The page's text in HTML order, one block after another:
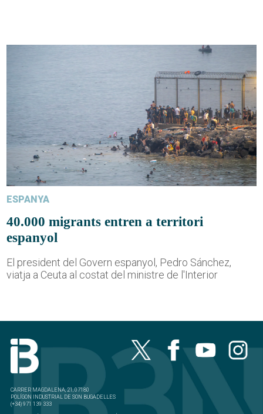
ESPANYA
40.000 migrants entren a territori
espanyol
El president del Govern espanyol, Pedro Sánchez,
viatja a Ceuta al costat del ministre de l'Interior
CARRER MAGDALENA, 21, 07180
POLÍGON INDUSTRIAL DE SON BUGADELLES
(+34) 971 139 333